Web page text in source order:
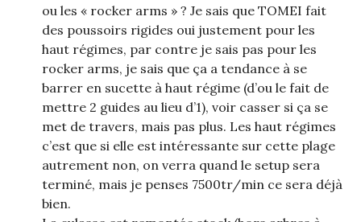
ou les « rocker arms » ? Je sais que TOMEI fait
des poussoirs rigides oui justement pour les
haut régimes, par contre je sais pas pour les
rocker arms, je sais que ça a tendance à se
barrer en sucette à haut régime (d’ou le fait de
mettre 2 guides au lieu d’1), voir casser si ça se
met de travers, mais pas plus. Les haut régimes
c’est que si elle est intéressante sur cette plage
autrement non, on verra quand le setup sera
terminé, mais je penses 7500tr/min ce sera déjà
bien.